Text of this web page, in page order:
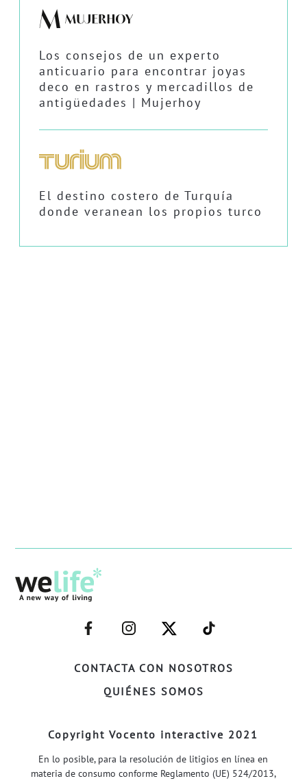
Los consejos de un experto
anticuario para encontrar joyas
deco en rastros y mercadillos de
antigüedades | Mujerhoy
El destino costero de Turquía
donde veranean los propios turco
CONTACTA CON NOSOTROS
QUIÉNES SOMOS
–
FACEBOOK–
–
INSTAGRAM–
–
TWITTER–
–
WELIFE–
Copyright Vocento interactive 2021
En lo posible, para la resolución de litigios en línea en
materia de consumo conforme Reglamento (UE) 524/2013,